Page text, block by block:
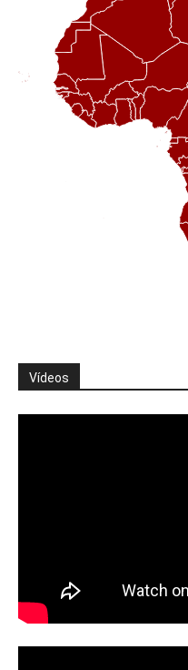
Vídeos